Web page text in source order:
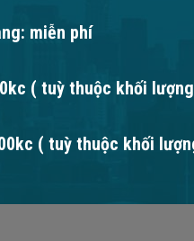
miễn phí
( tuỳ thuộc khối
( tuỳ thuộc khối